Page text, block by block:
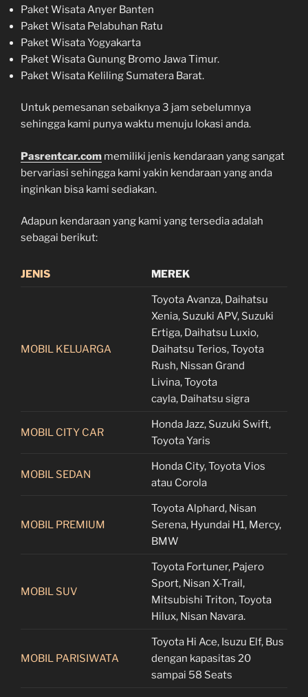
Paket Wisata Anyer Banten
Paket Wisata Pelabuhan Ratu
Paket Wisata Yogyakarta
Paket Wisata Gunung Bromo Jawa Timur.
Paket Wisata Keliling Sumatera Barat.
Untuk pemesanan sebaiknya 3 jam sebelumnya
sehingga kami punya waktu menuju lokasi anda.
Pasrentcar.com memiliki jenis kendaraan yang sangat
bervariasi sehingga kami yakin kendaraan yang anda
inginkan bisa kami sediakan.
Adapun kendaraan yang kami yang tersedia adalah
sebagai berikut:
JENIS MEREK
MOBIL KELUARGA
Toyota Avanza, Daihatsu
Xenia, Suzuki APV, Suzuki
Ertiga, Daihatsu Luxio,
Daihatsu Terios, Toyota
Rush, Nissan Grand
Livina, Toyota
cayla, Daihatsu sigra
MOBIL CITY CAR
Honda Jazz, Suzuki Swift,
Toyota Yaris
MOBIL SEDAN
Honda City, Toyota Vios
atau Corola
MOBIL PREMIUM
Toyota Alphard, Nisan
Serena, Hyundai H1, Mercy,
BMW
MOBIL SUV
Toyota Fortuner, Pajero
Sport, Nisan X-Trail,
Mitsubishi Triton, Toyota
Hilux, Nisan Navara.
MOBIL PARISIWATA
Toyota Hi Ace, Isuzu Elf, Bus
dengan kapasitas 20
sampai 58 Seats